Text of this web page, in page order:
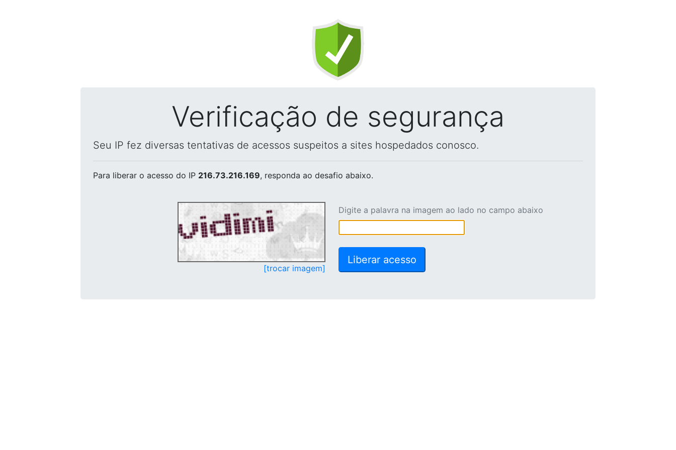
Verificação de segurança
Seu IP fez diversas tentativas de acessos suspeitos a sites hospedados conosco.
Para liberar o acesso do IP 216.73.216.169, responda ao desafio abaixo.
[trocar imagem]
Digite a palavra na imagem ao lado no campo abaixo